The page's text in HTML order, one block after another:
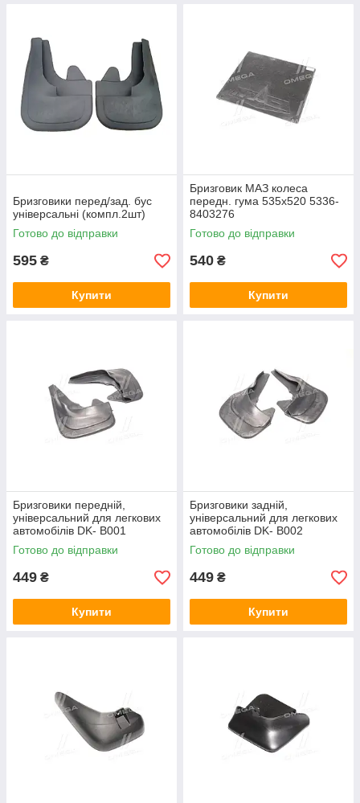
Бризговики перед/зад. бус
універсальні (компл.2шт)
Готово до відправки
595 ₴
Купити
Бризговик МАЗ колеса
передн. гума 535х520 5336-
8403276
Готово до відправки
540 ₴
Купити
Бризговики передній,
універсальний для легкових
автомобілів DK- B001
Готово до відправки
449 ₴
Купити
Бризговики задній,
універсальний для легкових
автомобілів DK- B002
Готово до відправки
449 ₴
Купити